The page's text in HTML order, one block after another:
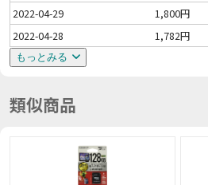
2022-04-29
1,800円
2022-04-28
1,782円
もっとみる
類似商品